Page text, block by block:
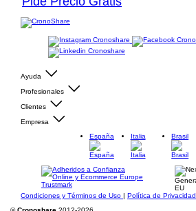
Ayuda
Profesionales
Clientes
Empresa
España
Italia Brasil
Condiciones y Términos de Uso | Política de Privacidad